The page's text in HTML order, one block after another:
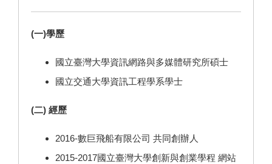
(一)學歷
國立臺灣大學資訊網路與多媒體研究所碩士
國立交通大學資訊工程學系學士
(二) 經歷
2016-數巨飛船有限公司 共同創辦人
2015-2017國立臺灣大學創新與創業學程 網站